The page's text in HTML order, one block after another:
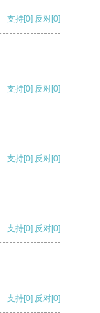
支持[0] 反对[0]
支持[0] 反对[0]
支持[0] 反对[0]
支持[0] 反对[0]
支持[0] 反对[0]